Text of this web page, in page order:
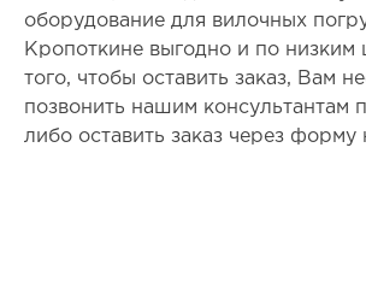
оборудование для вилочных
Кропоткине выгодно и по низким
того, чтобы оставить заказ, Вам
позвонить нашим консультантам
либо оставить заказ через форму